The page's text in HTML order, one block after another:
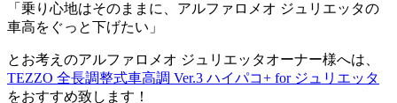
「乗り心地はそのままに、アルファロメオ ジュリエッタの
車高をぐっと下げたい」
とお考えのアルファロメオ ジュリエッタオーナー様へは、
TEZZO 全長調整式車高調 Ver.3 ハイパコ+ for ジュリエッタ
をおすすめ致します！